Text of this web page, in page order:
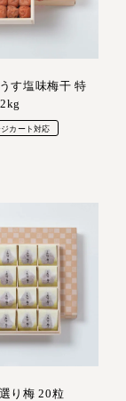
す塩味梅干 特
カート対応
り梅 20粒